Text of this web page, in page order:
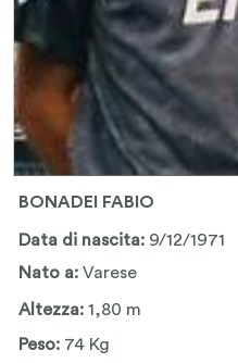
BONADEI FABIO
Data di nascita: 9/12/1971
Nato a:Varese
Altezza:1,80 m
Peso: 74 Kg